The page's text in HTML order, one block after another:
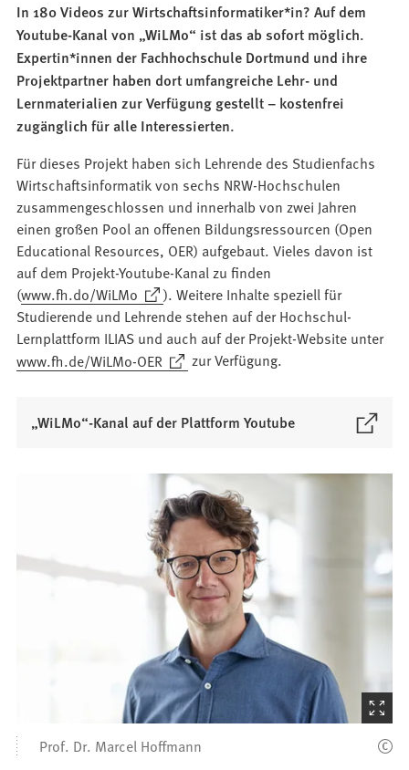
In 180 Videos zur Wirtschaftsinformatiker*in? Auf dem
Youtube-Kanal von „WiLMo“ ist das ab sofort möglich.
Expertin*innen der Fachhochschule Dortmund und ihre
Projektpartner haben dort umfangreiche Lehr- und
Lernmaterialien zur Verfügung gestellt – kostenfrei
zugänglich für alle Interessierten.
Für dieses Projekt haben sich Lehrende des Studienfachs
Wirtschaftsinformatik von sechs NRW-Hochschulen
zusammengeschlossen und innerhalb von zwei Jahren
einen großen Pool an offenen Bildungsressourcen (Open
Educational Resources, OER) aufgebaut. Vieles davon ist
auf dem Projekt-Youtube-Kanal zu finden
(www.fh.do/WiLMo
(Öffnet
in
einem
neuen
). Weitere Inhalte speziell für
Studierende und Lehrende stehen auf der Hochschul-
Lernplattform ILIAS und auch auf der Projekt-Website unter
www.fh.de/WiLMo-OER
(Öffnet
neuen
zur Verfügung.
„WiLMo“-Kanal auf der Plattform Youtube
t
i
e
(Startet
den
Prof. Dr. Marcel Hoffmann